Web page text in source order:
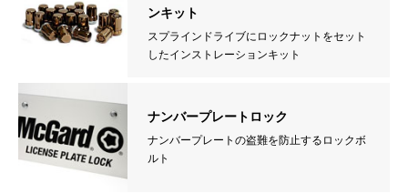
ンキット
スプラインドライブにロックナットをセット
したインストレーションキット
ナンバープレートロック
ナンバープレートの盗難を防止するロックボ
ルト